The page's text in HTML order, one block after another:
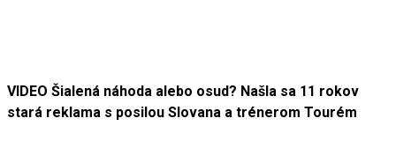
VIDEO Šialená náhoda alebo osud? Našla sa 11 rokov
stará reklama s posilou Slovana a trénerom Tourém